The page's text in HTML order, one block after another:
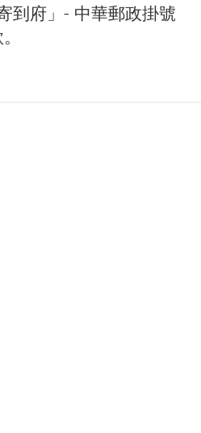
到府」- 中華郵政掛號
。